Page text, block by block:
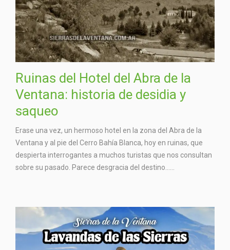
Ruinas del Hotel del Abra de la
Ventana: historia de desidia y
saqueo
Erase una vez, un hermoso hotel en la zona del Abra de la
Ventana y al pie del Cerro Bahía Blanca, hoy en ruinas, que
despierta interrogantes a muchos turistas que nos consultan
sobre su pasado. Parece desgracia del destino…...